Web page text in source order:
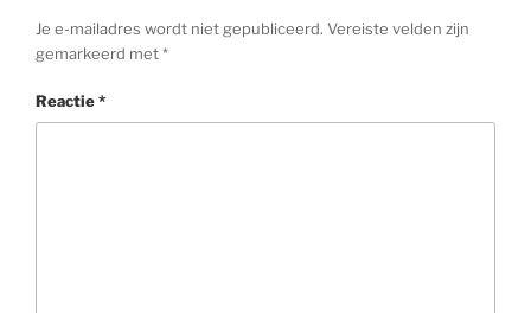
Je e-mailadres wordt niet gepubliceerd. Vereiste velden zijn
gemarkeerd met*
Reactie*